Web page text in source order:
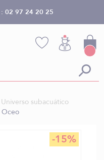
02 97 24 20 25
Universo subacuático
-15%